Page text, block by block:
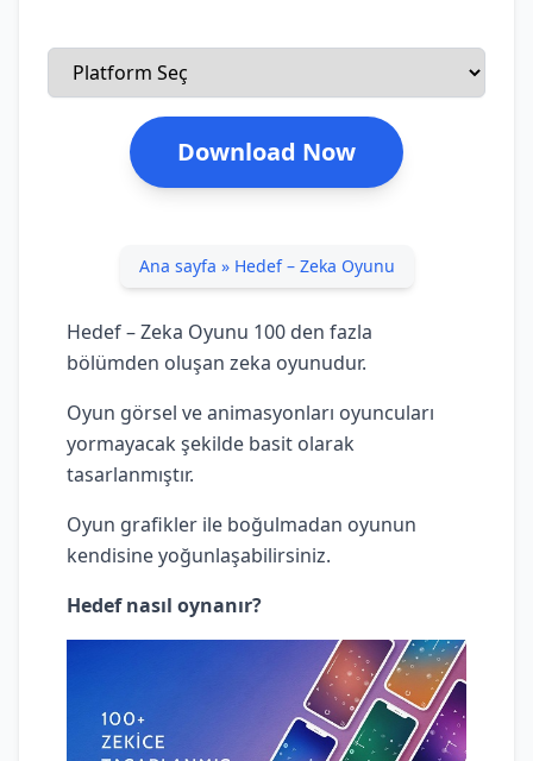
Download Now
Ana sayfa » Hedef – Zeka Oyunu
Hedef – Zeka Oyunu 100 den fazla
bölümden oluşan zeka oyunudur.
Oyun görsel ve animasyonları oyuncuları
yormayacak şekilde basit olarak
tasarlanmıştır.
Oyun grafikler ile boğulmadan oyunun
kendisine yoğunlaşabilirsiniz.
Hedef nasıl oynanır?